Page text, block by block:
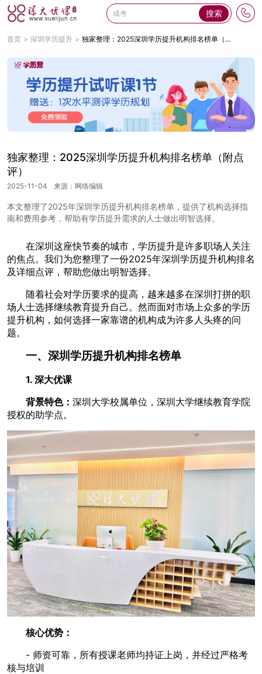
搜索
首页 深圳学历提升 独家整理：2025深圳学历提升机构排名榜单（...
独家整理：2025深圳学历提升机构排名榜单（附点
评）
2025-11-04 来源：网络编辑
本文整理了2025年深圳学历提升机构排名榜单，提供了机构选择指
南和费用参考，帮助有学历提升需求的人士做出明智选择。
在深圳这座快节奏的城市，学历提升是许多职场人关注
的焦点。我们为您整理了一份2025年深圳学历提升机构排名
及详细点评，帮助您做出明智选择。
随着社会对学历要求的提高，越来越多在深圳打拼的职
场人士选择继续教育提升自己。然而面对市场上众多的学历
提升机构，如何选择一家靠谱的机构成为许多人头疼的问
题。
一、深圳学历提升机构排名榜单
1. 深大优课
背景特色： 深圳大学校属单位，深圳大学继续教育学院
授权的助学点。
核心优势：
- 师资可靠，所有授课老师均持证上岗，并经过严格考
核与培训